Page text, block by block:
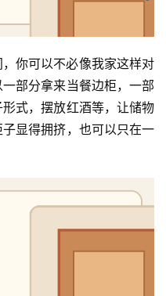
你可以不必像我家这样对
部分拿来当餐边柜，一部
式，摆放红酒等，让储物
显得拥挤，也可以只在一